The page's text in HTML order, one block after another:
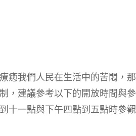
癒我們人民在生活中的苦悶，
，建議參考以下的開放時間與
十一點與下午四點到五點時參